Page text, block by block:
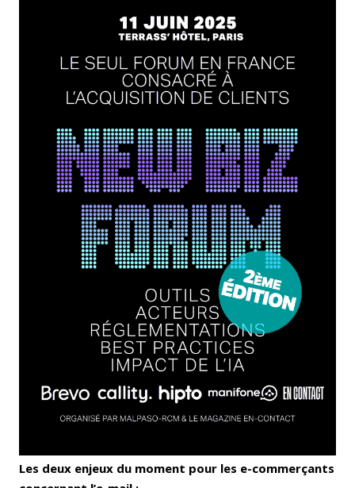
Les deux enjeux du moment pour les e-commerçants